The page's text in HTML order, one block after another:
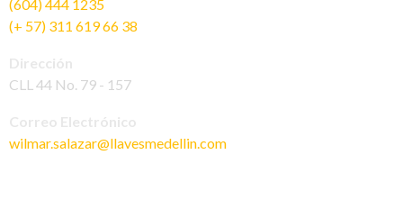
(604) 444 1235
(+ 57) 311 619 66 38
CLL 44 No. 79 - 157
wilmar.salazar@llavesmedellin.com